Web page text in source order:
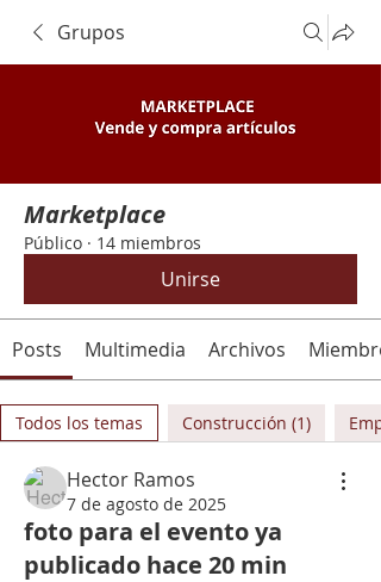
Grupos
Marketplace
Público · 14 miembros
Unirse
Posts Multimedia Archivos
Todos los temas Construcción (1)
Hector Ramos
7 de agosto de 2025
foto para el evento ya
publicado hace 20 min